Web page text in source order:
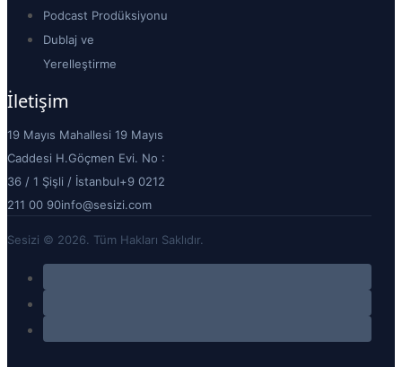
Podcast Prodüksiyonu
Dublaj ve
Yerelleştirme
İletişim
19 Mayıs Mahallesi 19 Mayıs
Caddesi H.Göçmen Evi. No :
36 / 1 Şişli / İstanbul+9 0212
211 00 90info@sesizi.com
Sesizi © 2026. Tüm Hakları Saklıdır.